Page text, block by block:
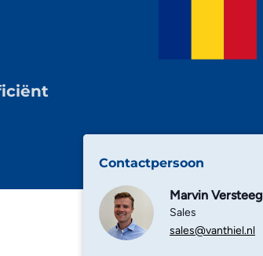
Contactpersoon
Marvin Versteeg
Sales
sales@vanthiel.nl